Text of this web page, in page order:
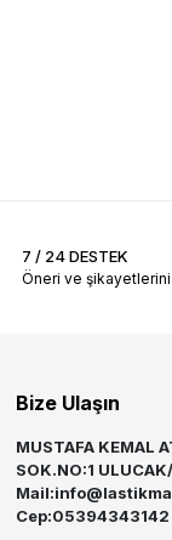
7 / 24 DESTEK
Öneri ve
Bize Ulaşın
MUSTAFA KEMAL
SOK.NO:1
Mail:
Cep:05394343142